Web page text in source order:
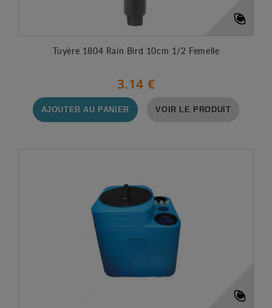
Tuyère 1804 Rain Bird 10cm 1/2 Femelle
3.14 €
AJOUTER AU PANIER VOIR LE PRODUIT